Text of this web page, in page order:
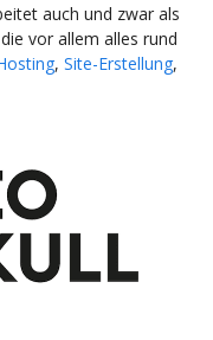
auch und zwar als
vor allem alles rund
, Site-Erstellung,